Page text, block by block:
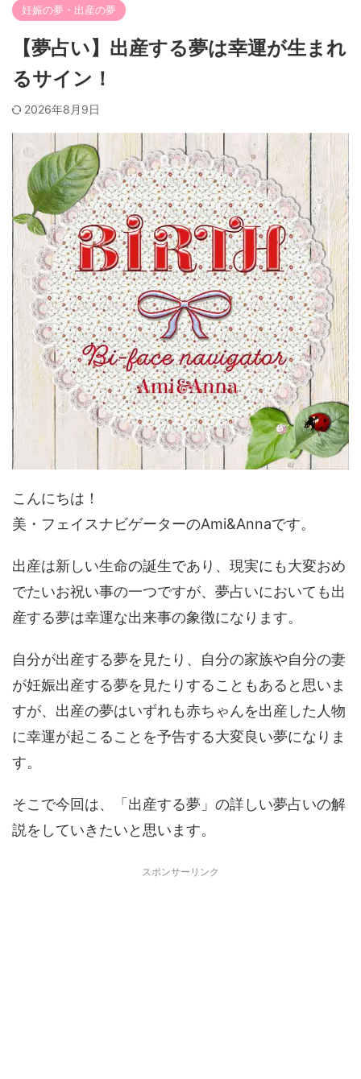
妊娠の夢・出産の夢
【夢占い】出産する夢は幸運が生まれ
るサイン！
2026年8月9日
こんにちは！
美・フェイスナビゲーターのAmi&Annaです。
出産は新しい生命の誕生であり、現実にも大変おめ
でたいお祝い事の一つですが、夢占いにおいても出
産する夢は幸運な出来事の象徴になります。
自分が出産する夢を見たり、自分の家族や自分の妻
が妊娠出産する夢を見たりすることもあると思いま
すが、出産の夢はいずれも赤ちゃんを出産した人物
に幸運が起こることを予告する大変良い夢になりま
す。
そこで今回は、「出産する夢」の詳しい夢占いの解
説をしていきたいと思います。
スポンサーリンク